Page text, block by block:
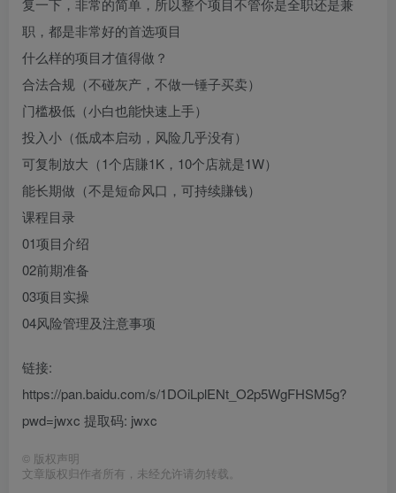
复一下，非常的简单，所以整个项目不管你是全职还是兼
职，都是非常好的首选项目
什么样的项目才值得做？
合法合规（不碰灰产，不做一锤子买卖）
门槛极低（小白也能快速上手）
投入小（低成本启动，风险几乎没有）
可复制放大（1个店賺1K，10个店就是1W）
能长期做（不是短命风口，可持续賺钱）
课程目录
01项目介绍
02前期准备
03项目实操
04风险管理及注意事项
链接:
https://pan.baidu.com/s/1DOiLplENt_O2p5WgFHSM5g?
pwd=jwxc 提取码: jwxc
© 版权声明
文章版权归作者所有，未经允许请勿转载。